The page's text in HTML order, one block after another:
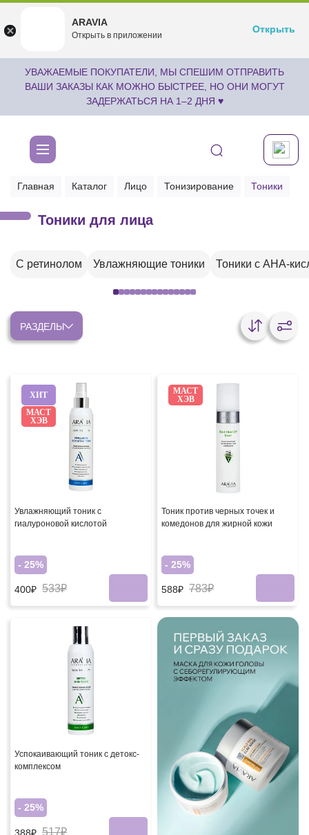
undefined
Бесплатноru.aravia.new
Открыть
УВАЖАЕМЫЕ ПОКУПАТЕЛИ, МЫ СПЕШИМ ОТПРАВИТЬ
ВАШИ ЗАКАЗЫ КАК МОЖНО БЫСТРЕЕ, НО ОНИ МОГУТ
ЗАДЕРЖАТЬСЯ НА 1–2 ДНЯ ♥
Главная Каталог Лицо Тонизирование Тоники
Тоники для лица
С ретинолом Увлажняющие тоники Тоники с AHA-
РАЗДЕЛЫ
ХИТ
МАСТ
ХЭВ
Увлажняющий тоник с
гиалуроновой кислотой
- 25%
400₽ 533₽
МАСТ
ХЭВ
Тоник против черных точек и
комедонов для жирной кожи
- 25%
588₽ 783₽
Успокаивающий тоник с детокс-
комплексом
- 25%
517₽
ARAVIA
Открыть в приложении
Открыть